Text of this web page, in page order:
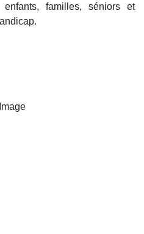
familles, séniors et